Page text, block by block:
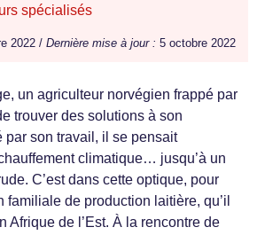
spécialisés
2022 / Dernière mise à jour : 5 octobre 2022
un agriculteur norvégien frappé par
trouver des solutions à son
par son travail, il se pensait
climatique… jusqu’à un
C’est dans cette optique, pour
familiale de production laitière, qu’il
Afrique de l’Est. À la rencontre de